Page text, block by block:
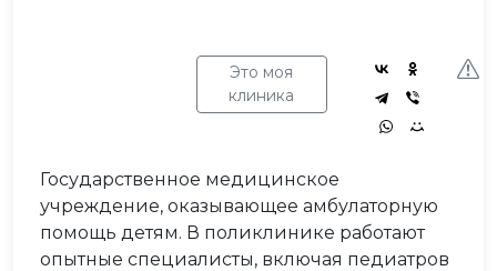
Это моя
клиника
Государственное медицинское
учреждение, оказывающее амбулаторную
помощь детям. В поликлинике работают
опытные специалисты, включая педиатров